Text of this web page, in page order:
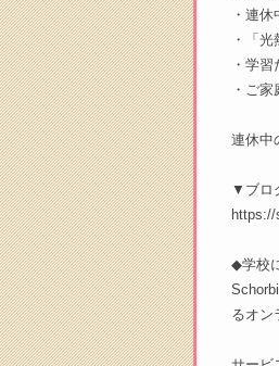
・連
・「
・学
・ご
連休中
▼ブロ
https://
◆学校
るオン